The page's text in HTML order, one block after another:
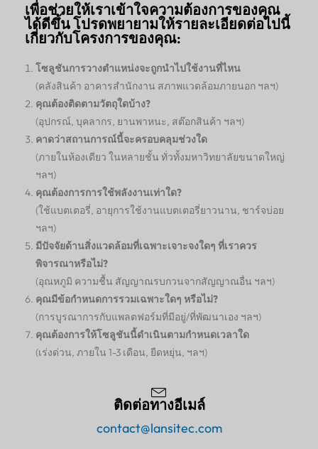
เพื่อช่วยให้เราเข้าใจความต้องการของคุณ
ได้ดีขึ้น โปรดพยายามให้รายละเอียดต่อไปนี้
เกี่ยวกับโครงการของคุณ:
โซลูชันการวางตำแหน่งจะถูกนำไปใช้งานที่ไหน
(คลังสินค้า อาคารสำนักงาน สภาพแวดล้อมภายนอก ฯลฯ)
คุณต้องติดตามวัตถุใดบ้าง?
(อุปกรณ์, บุคลากร, ยานพาหนะ, สต๊อกสินค้า ฯลฯ)
คาดว่าสถานการณ์นี้จะครอบคลุมช่วงใด
(ภายในห้องเดียว ในหลายชั้น ทั่วทั้งมหาวิทยาลัยขนาดใหญ่
ฯลฯ)
คุณต้องการการใช้พลังงานเท่าใด?
(ใช้แบตเตอรี่, อายุการใช้งานแบตเตอรี่ยาวนาน, ชาร์จบ่อย
ฯลฯ)
มีปัจจัยด้านสิ่งแวดล้อมที่เฉพาะเจาะจงใดๆ ที่เราควร
พิจารณาหรือไม่?
(อุณหภูมิ ความชื้น สัญญาณรบกวนจากสัญญาณอื่น ฯลฯ)
คุณมีข้อกำหนดการรวมเฉพาะใดๆ หรือไม่?
(การบูรณาการกับแพลตฟอร์มที่มีอยู่/ที่พัฒนาเอง ฯลฯ)
คุณต้องการให้โซลูชันนี้ดำเนินตามกำหนดเวลาใด
(เร่งด่วน, ภายใน 1-3 เดือน, ยืดหยุ่น, ฯลฯ)
ติดต่อทางอีเมล์
contact@lansitec.com